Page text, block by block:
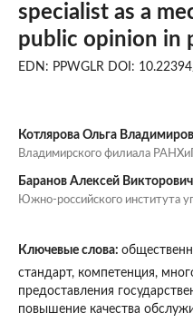
specialist as a
public opinion in
EDN: PPWGLR DOI:
Котлярова Ольга
Владимирского филиала
Баранов Алексей Викторович
Южно-российского института
Ключевые слова:
стандарт, компетенция,
предоставления
повышение качества